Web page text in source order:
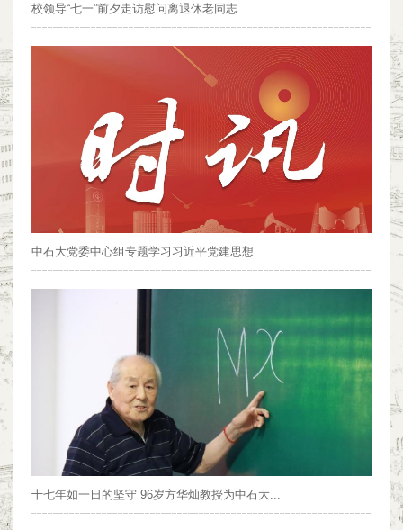
校领导“七一”前夕走访慰问离退休老同志
中石大党委中心组专题学习习近平党建思想
十七年如一日的坚守 96岁方华灿教授为中石大...